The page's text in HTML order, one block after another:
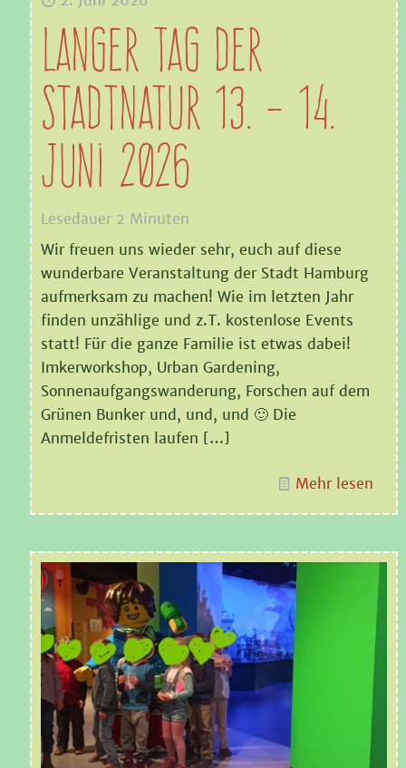
Langer Tag der
Stadtnatur 13. – 14.
Juni 2026
Lesedauer 2 Minuten
Wir freuen uns wieder sehr, euch auf diese
wunderbare Veranstaltung der Stadt Hamburg
aufmerksam zu machen! Wie im letzten Jahr
finden unzählige und z.T. kostenlose Events
statt! Für die ganze Familie ist etwas dabei!
Imkerworkshop, Urban Gardening,
Sonnenaufgangswanderung, Forschen auf dem
Grünen Bunker und, und, und 🙂 Die
Anmeldefristen laufen […]
Mehr lesen